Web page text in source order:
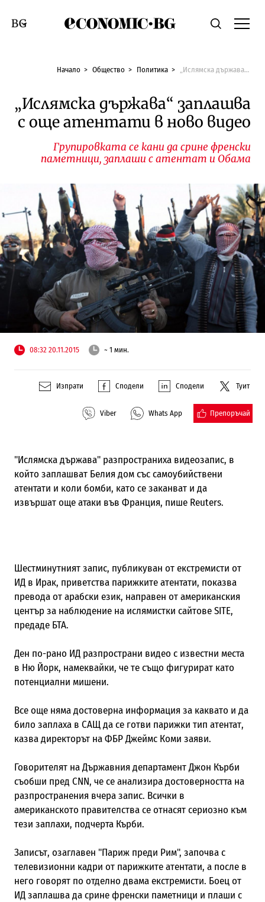
Economic.bgТърсене
Смяна на език
Начало Общество Политика „Ислямска държава“ заплашва с още атентати в ново видео
„Ислямска държава“ заплашва
с още атентати в ново видео
Групировката се кани да срине френски
паметници, заплаши с атентат и Обама
08:32 20.11.2015 ~ 1 мин.
Изпрати Сподели Сподели Туит
Viber Whats App Препоръчай
"Ислямска държава" разпространиха видеозапис, в
който заплашват Белия дом със самоубийствени
атентати и коли бомби, като се заканват и да
извършат още атаки във Франция, пише Reuters.
Шестминутният запис, публикуван от екстремисти от
ИД в Ирак, приветства парижките атентати, показва
превода от арабски език, направен от американския
център за наблюдение на ислямистки сайтове SITE,
предаде БТА.
Ден по-рано ИД разпространи видео с известни места
в Ню Йорк, намеквайки, че те също фигурират като
потенциални мишени.
Все още няма достоверна информация за каквато и да
било заплаха в САЩ да се готви парижки тип атентат,
казва директорът на ФБР Джеймс Коми заяви.
Говорителят на Държавния департамент Джон Кърби
съобши пред CNN, че се анализира достоверността на
разпространения вчера запис. Всички в
американското правителства се отнасят сериозно към
тези заплахи, подчерта Кърби.
Записът, озаглавен "Париж преди Рим", започва с
телевизионни кадри от парижките атентати, а после в
него говорят по отделно двама екстремисти. Боец от
ИД заплашва да срине френски паметници и плаши с